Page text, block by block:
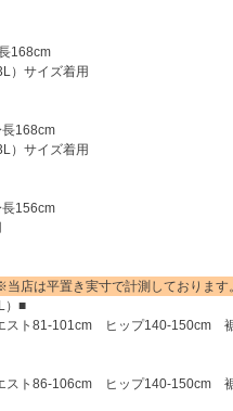
168cm
）サイズ着用
168cm
）サイズ着用
156cm
は平置き実寸で計測しております。
）■
ト81-101cm ヒップ140-150cm
ト86-106cm ヒップ140-150cm